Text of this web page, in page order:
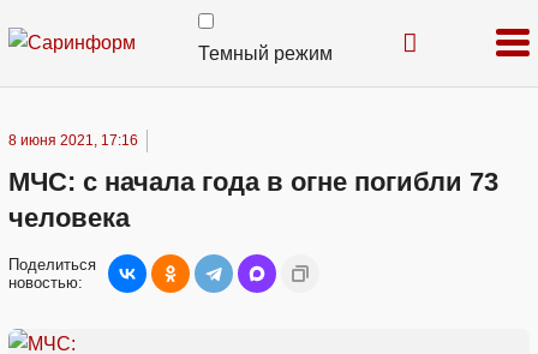
Темный режим
8 июня 2021, 17:16
МЧС: с начала года в огне погибли 73
человека
Поделиться
новостью: